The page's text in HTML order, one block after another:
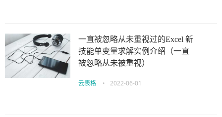
一直被忽略从未重视过的Excel 新
技能单变量求解实例介绍（一直
被忽略从未被重视）
云表格 • 2022-06-01